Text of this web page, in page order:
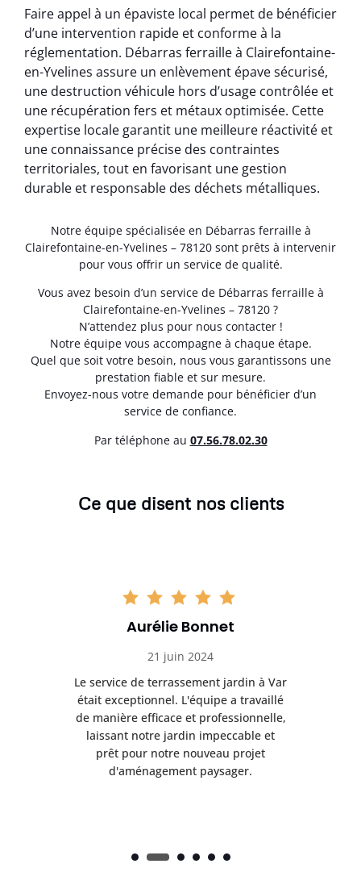
Faire appel à un épaviste local permet de bénéficier
d’une intervention rapide et conforme à la
réglementation. Débarras ferraille à Clairefontaine-
en-Yvelines assure un enlèvement épave sécurisé,
une destruction véhicule hors d’usage contrôlée et
une récupération fers et métaux optimisée. Cette
expertise locale garantit une meilleure réactivité et
une connaissance précise des contraintes
territoriales, tout en favorisant une gestion
durable et responsable des déchets métalliques.
Notre équipe spécialisée en Débarras ferraille à
Clairefontaine-en-Yvelines – 78120 sont prêts à intervenir
pour vous offrir un service de qualité.
Vous avez besoin d’un service de Débarras ferraille à
Clairefontaine-en-Yvelines – 78120 ?
N’attendez plus pour nous contacter !
Notre équipe vous accompagne à chaque étape.
Quel que soit votre besoin, nous vous garantissons une
prestation fiable et sur mesure.
Envoyez-nous votre demande pour bénéficier d’un
service de confiance.
Par téléphone au 07.56.78.02.30
Ce que disent nos clients
Aurélie Bonnet
21 juin 2024
Le service de terrassement jardin à Var
était exceptionnel. L'équipe a travaillé
de manière efficace et professionnelle,
laissant notre jardin impeccable et
prêt pour notre nouveau projet
d'aménagement paysager.